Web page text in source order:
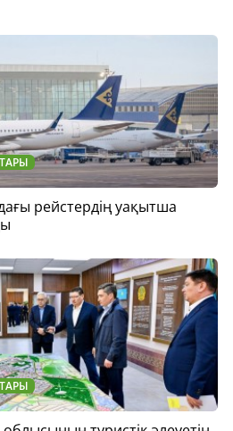
рейстердің уақытша